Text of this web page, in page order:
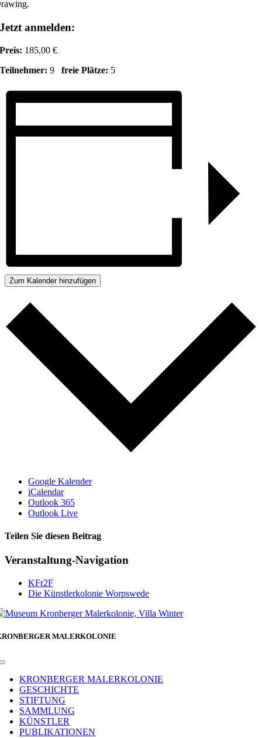
Jetzt anmelden:
Preis: 185,00 €
Teilnehmer: 9freie Plätze: 5
Zum Kalender hinzufügen
Google Kalender
iCalendar
Outlook 365
Outlook Live
Teilen Sie diesen Beitrag
Facebook
Veranstaltung-Navigation
KFr2F
Die Künstlerkolonie Worpswede
MALERKOLONIE
Toggle
NavigationKRONBERGER MALERKOLONIE
GESCHICHTE
STIFTUNG
SAMMLUNG
KÜNSTLER
PUBLIKATIONEN